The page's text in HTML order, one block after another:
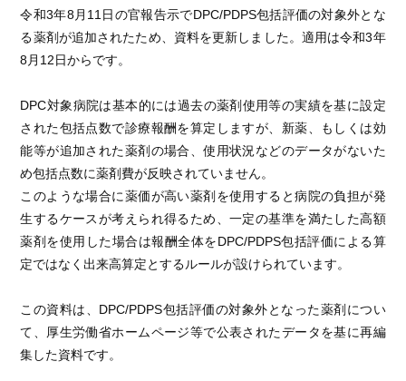
令和3年8月11日の官報告示でDPC/PDPS包括評価の対象外とな
る薬剤が追加されたため、資料を更新しました。適用は令和3年
8月12日からです。
DPC対象病院は基本的には過去の薬剤使用等の実績を基に設定
された包括点数で診療報酬を算定しますが、新薬、もしくは効
能等が追加された薬剤の場合、使用状況などのデータがないた
め包括点数に薬剤費が反映されていません。
このような場合に薬価が高い薬剤を使用すると病院の負担が発
生するケースが考えられ得るため、一定の基準を満たした高額
薬剤を使用した場合は報酬全体をDPC/PDPS包括評価による算
定ではなく出来高算定とするルールが設けられています。
この資料は、DPC/PDPS包括評価の対象外となった薬剤につい
て、厚生労働省ホームページ等で公表されたデータを基に再編
集した資料です。